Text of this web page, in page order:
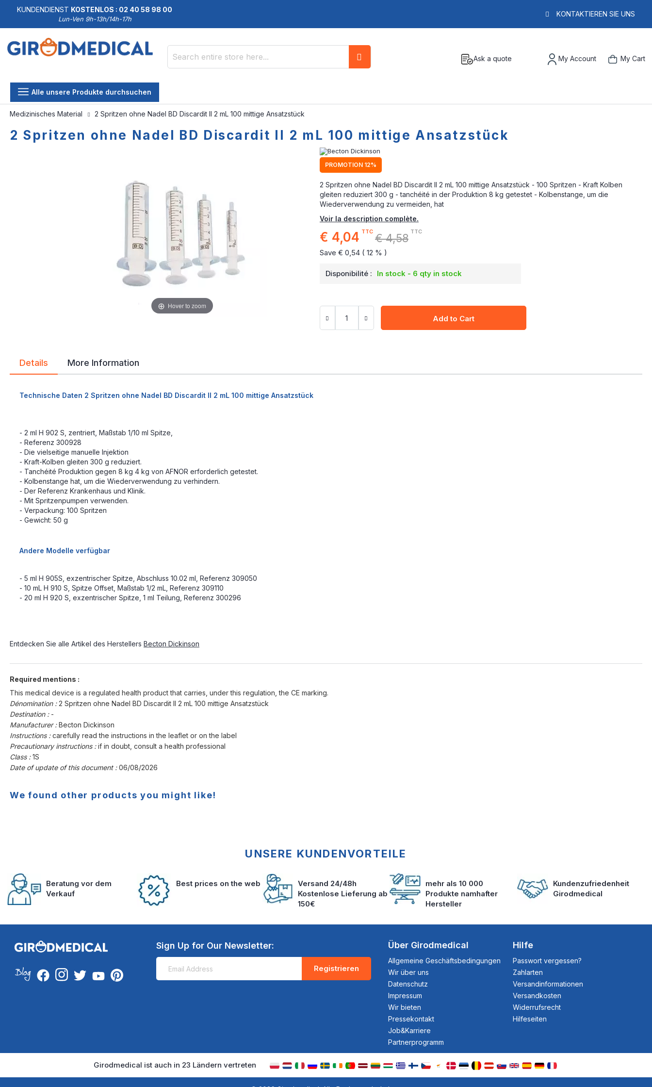
KUNDENDIENST KOSTENLOS : 02 40 58 98 00
Lun-Ven 9h-13h/14h-17h
KONTAKTIEREN SIE UNS
Ask a quote My Account My Cart
Alle unsere Produkte durchsuchen
Medizinisches Material 2 Spritzen ohne Nadel BD Discardit II 2 mL 100 mittige Ansatzstück
2 Spritzen ohne Nadel BD Discardit II 2 mL 100 mittige Ansatzstück
PROMOTION 12%
2 Spritzen ohne Nadel BD Discardit II 2 mL 100 mittige Ansatzstück - 100 Spritzen - Kraft Kolben
gleiten reduziert 300 g - tanchéité in der Produktion 8 kg getestet - Kolbenstange, um die
Wiederverwendung zu vermeiden, hat
Voir la description complète.
Special
€ 4,04 TTC € 4,58 TTC
Save € 0,54 ( 12 % )
Disponibilité : In stock - 6 qty in stock
Add to Cart
Hover to zoom
Details
Technische Daten 2 Spritzen ohne Nadel BD Discardit II 2 mL 100 mittige Ansatzstück
- 2 ml H 902 S, zentriert, Maßstab 1/10 ml Spitze,
- Referenz 300928
- Die vielseitige manuelle Injektion
- Kraft-Kolben gleiten 300 g reduziert.
- Tanchéité Produktion gegen 8 kg 4 kg von AFNOR erforderlich getestet.
- Kolbenstange hat, um die Wiederverwendung zu verhindern.
- Der Referenz Krankenhaus und Klinik.
- Mit Spritzenpumpen verwenden.
- Verpackung: 100 Spritzen
- Gewicht: 50 g
Andere Modelle verfügbar
- 5 ml H 905S, exzentrischer Spitze, Abschluss 10.02 ml, Referenz 309050
- 10 mL H 910 S, Spitze Offset, Maßstab 1/2 mL, Referenz 309110
- 20 ml H 920 S, exzentrischer Spitze, 1 ml Teilung, Referenz 300296
More Information
Entdecken Sie alle Artikel des Herstellers Becton Dickinson
Required mentions :
This medical device is a regulated health product that carries, under this regulation, the CE marking.
Dénomination :2 Spritzen ohne Nadel BD Discardit II 2 mL 100 mittige Ansatzstück
Destination : -
Manufacturer :Becton Dickinson
Instructions :carefully read the instructions in the leaflet or on the label
Precautionary instructions :if in doubt, consult a health professional
Class :1S
Date of update of this document :06/08/2026
We found other products you might like!
UNSERE KUNDENVORTEILE
Beratung vor dem
Verkauf
Best prices on the web
Versand 24/48h
Kostenlose Lieferung ab
150€
mehr als 10 000
Produkte namhafter
Hersteller
Kundenzufriedenheit
Girodmedical
Sign Up for Our Newsletter:
Registrieren
Über Girodmedical
Allgemeine Geschäftsbedingungen
Wir über uns
Datenschutz
Impressum
Wir bieten
Pressekontakt
Job&Karriere
Partnerprogramm
Hilfe
Passwort vergessen?
Zahlarten
Versandinformationen
Versandkosten
Widerrufsrecht
Hilfeseiten
Girodmedical ist auch in 23 Ländern vertreten